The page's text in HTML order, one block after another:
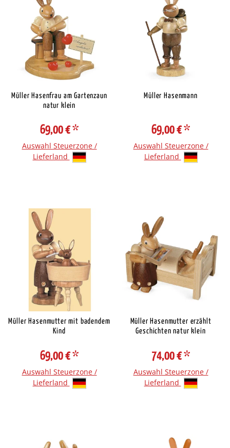
Müller Hasenfrau am Gartenzaun
natur klein
69,00 €*
Auswahl Steuerzone /
Lieferland
Müller Hasenmann
69,00 €*
Auswahl Steuerzone /
Lieferland
Müller Hasenmutter mit badendem
Kind
69,00 €*
Auswahl Steuerzone /
Lieferland
Müller Hasenmutter erzählt
Geschichten natur klein
74,00 €*
Auswahl Steuerzone /
Lieferland